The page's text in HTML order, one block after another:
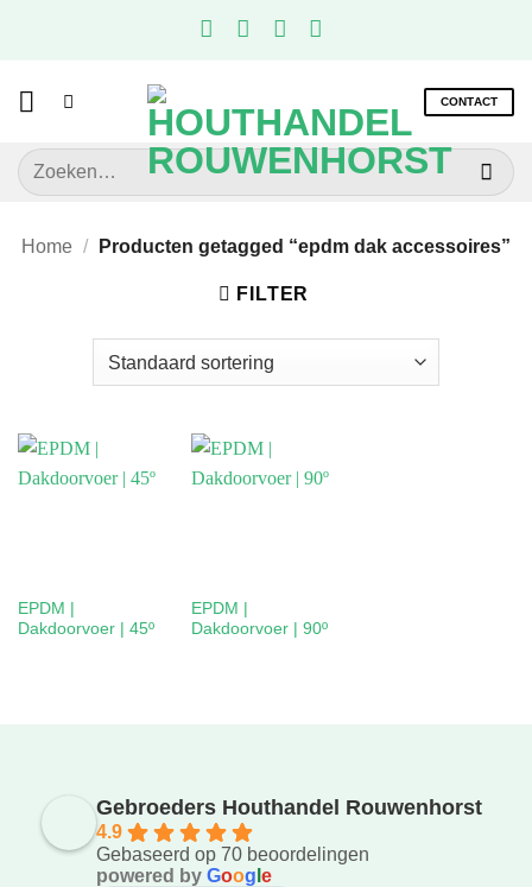
CONTACT
Zoeken
naar:
Home / Producten getagged “epdm dak accessoires”
FILTER
EPDM |
Dakdoorvoer | 45º
EPDM |
Dakdoorvoer | 90º
Gebroeders Houthandel Rouwenhorst
4.9
Gebaseerd op 70 beoordelingen
powered by Goog e